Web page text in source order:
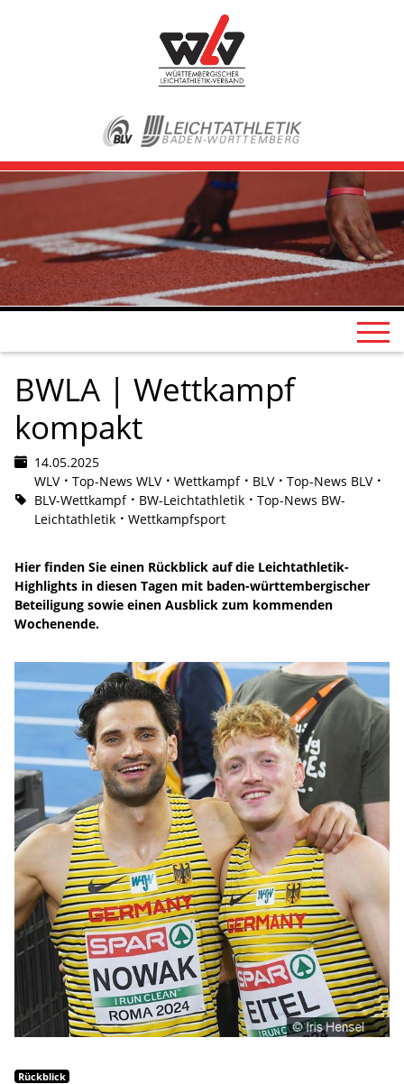
BWLA | Wettkampf
kompakt
14.05.2025
WLV
Top-News WLV Wettkampf BLV
Top-News BLV
BLV-Wettkampf
BW-Leichtathletik
Top-News BW-
Leichtathletik
Wettkampfsport
Hier finden Sie einen Rückblick auf die Leichtathletik-
Highlights in diesen Tagen mit baden-württembergischer
Beteiligung sowie einen Ausblick zum kommenden
Wochenende.
Rückblick